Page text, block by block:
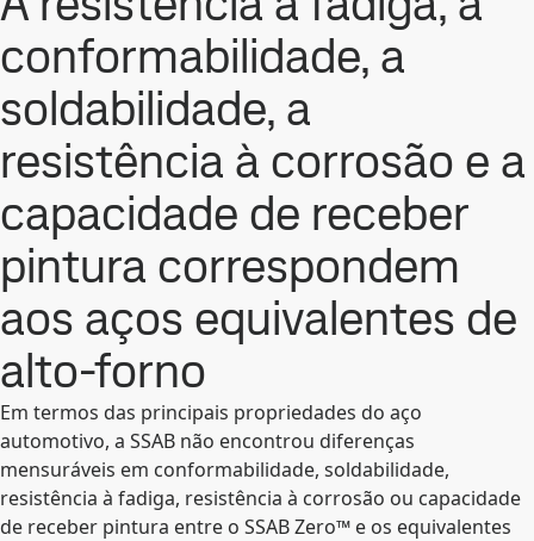
conformabilidade, a
soldabilidade, a
resistência à corrosão e a
capacidade de receber
pintura correspondem
aos aços equivalentes de
alto-forno
Em termos das principais propriedades do aço
automotivo, a SSAB não encontrou diferenças
mensuráveis em conformabilidade, soldabilidade,
resistência à fadiga, resistência à corrosão ou capacidade
de receber pintura entre o SSAB Zero™ e os equivalentes